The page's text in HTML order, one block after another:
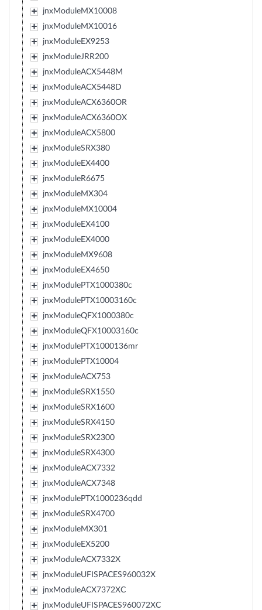
jnxModuleMX10008
jnxModuleMX10016
jnxModuleEX9253
jnxModuleJRR200
jnxModuleACX5448M
jnxModuleACX5448D
jnxModuleACX6360OR
jnxModuleACX6360OX
jnxModuleACX5800
jnxModuleSRX380
jnxModuleEX4400
jnxModuleR6675
jnxModuleMX304
jnxModuleMX10004
jnxModuleEX4100
jnxModuleEX4000
jnxModuleMX9608
jnxModuleEX4650
jnxModulePTX1000380c
jnxModulePTX10003160c
jnxModuleQFX1000380c
jnxModuleQFX10003160c
jnxModulePTX1000136mr
jnxModulePTX10004
jnxModuleACX753
jnxModuleSRX1550
jnxModuleSRX1600
jnxModuleSRX4150
jnxModuleSRX2300
jnxModuleSRX4300
jnxModuleACX7332
jnxModuleACX7348
jnxModulePTX1000236qdd
jnxModuleSRX4700
jnxModuleMX301
jnxModuleEX5200
jnxModuleACX7332X
jnxModuleUFISPACES960032X
jnxModuleACX7372XC
jnxModuleUFISPACES960072XC